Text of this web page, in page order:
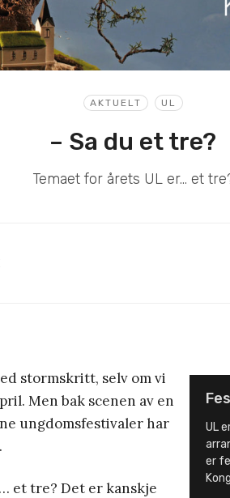
AKTUELT UL
– Sa du et tre?
Temaet for årets UL er… et
UL
er
stormskritt, selv om vi
Men bak scenen av en
ungdomsfestivaler har
et tre? Det er kanskje